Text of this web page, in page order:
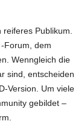
reiferes Publikum.
Forum, dem
Wenngleich die
sind, entscheiden
Version. Um viele
gebildet –